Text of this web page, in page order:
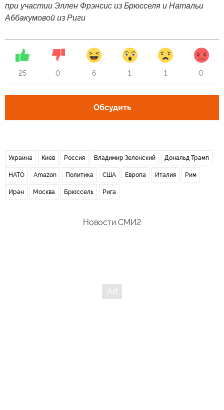
при участии Эллен Фрэнсис из Брюсселя и Натальи
Аббакумовой из Риги
25 0 6 1 1 0
Обсудить
Украина Киев Россия Владимир Зеленский Дональд Трамп
НАТО Amazon Политика США Европа Италия Рим
Иран Москва Брюссель Рига
Новости СМИ2